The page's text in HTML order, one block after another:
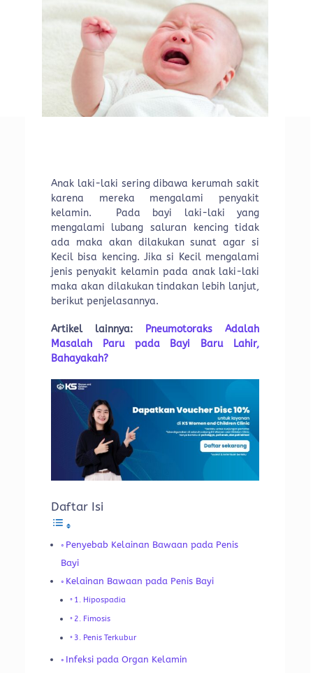
Anak laki-laki sering dibawa kerumah sakit
karena mereka mengalami penyakit
kelamin. Pada bayi laki-laki yang
mengalami lubang saluran kencing tidak
ada maka akan dilakukan sunat agar si
Kecil bisa kencing. Jika si Kecil mengalami
jenis penyakit kelamin pada anak laki-laki
maka akan dilakukan tindakan lebih lanjut,
berikut penjelasannya.
Artikel lainnya:
Pneumotoraks Adalah
Masalah Paru pada Bayi Baru Lahir,
Bahayakah?
Daftar Isi
Penyebab Kelainan Bawaan pada Penis
Bayi
Kelainan Bawaan pada Penis Bayi
1. Hipospadia
2. Fimosis
3. Penis Terkubur
Infeksi pada Organ Kelamin